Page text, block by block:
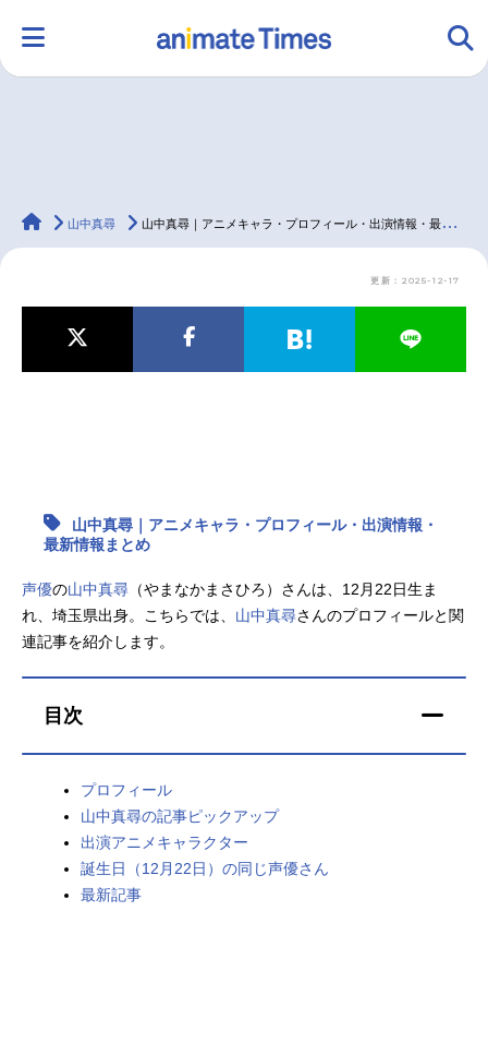
ラジオ みんなの声 グッズ 映画
マンガ・ラノベ ゲーム・アプリ 音楽 コスプレ
アニメ映画一覧 実写化映画一覧
春アニメ 夏アニメ
男性声優/女性声優一覧
animateTimes
山中真尋 山中真尋｜アニメキャラ・プロフィール・出演情報・最新情報まとめ
更新：2025-12-17
山中真尋｜アニメキャラ・プロフィール・出演情報・
最新情報まとめ
声優の山中真尋 （やまなかまさひろ）さんは、12月22日生ま
れ、埼玉県出身。こちらでは、 山中真尋さんのプロフィールと関
連記事を紹介します。
目次
プロフィール
山中真尋の記事ピックアップ
出演アニメキャラクター
誕生日（12月22日）の同じ声優さん
最新記事